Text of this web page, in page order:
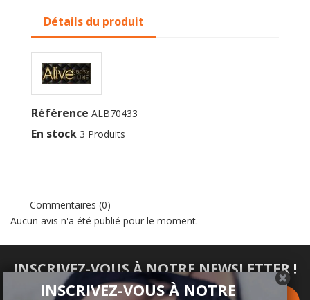
Détails du produit
Référence ALB70433
En stock 3 Produits
Commentaires (0)
Aucun avis n'a été publié pour le moment.
INSCRIVEZ-VOUS À NOTRE NEWSLETTER !
INSCRIVEZ-VOUS À NOTRE